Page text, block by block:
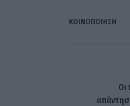
ΚΟΙΝΟΠΟΊΗΣΗ
Οι